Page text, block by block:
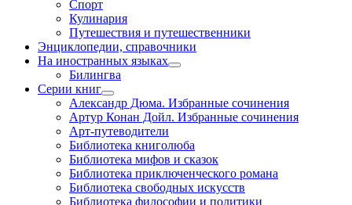
Спорт
Кулинария
Путешествия и путешественники
Энциклопедии, справочники
На иностранных языках
Билингва
Серии книг
Александр Дюма. Избранные сочинения
Артур Конан Дойл. Избранные сочинения
Арт-путеводители
Библиотека книголюба
Библиотека мифов и сказок
Библиотека приключенческого романа
Библиотека свободных искусств
Библиотека философии и политики